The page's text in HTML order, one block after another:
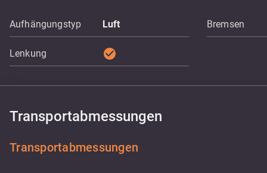
Aufhängungstyp Luft Bremsen
Lenkung check_circle
Transportabmessungen
Transportabmessungen